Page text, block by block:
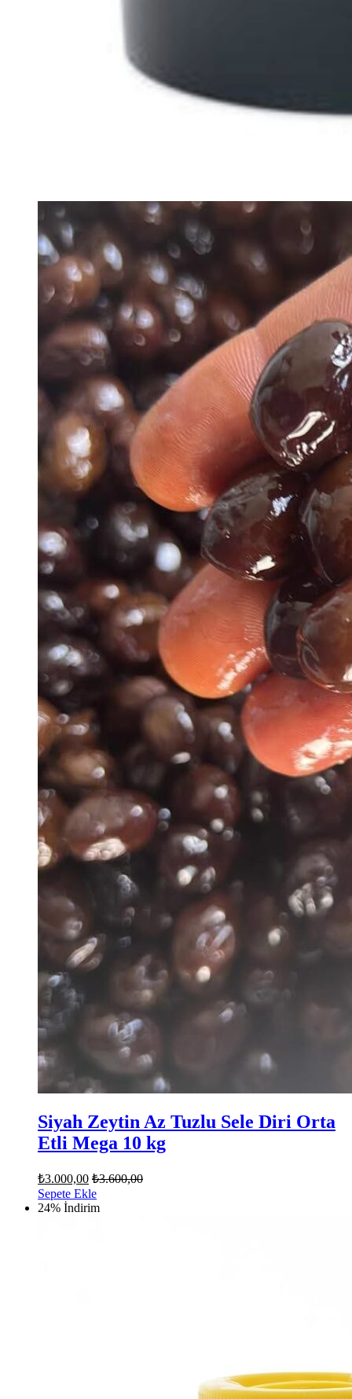
Siyah Zeytin Az Tuzlu Sele Diri Orta
Etli Mega 10 kg
₺3.000,00 ₺3.600,00
Sepete Ekle
24% İndirim